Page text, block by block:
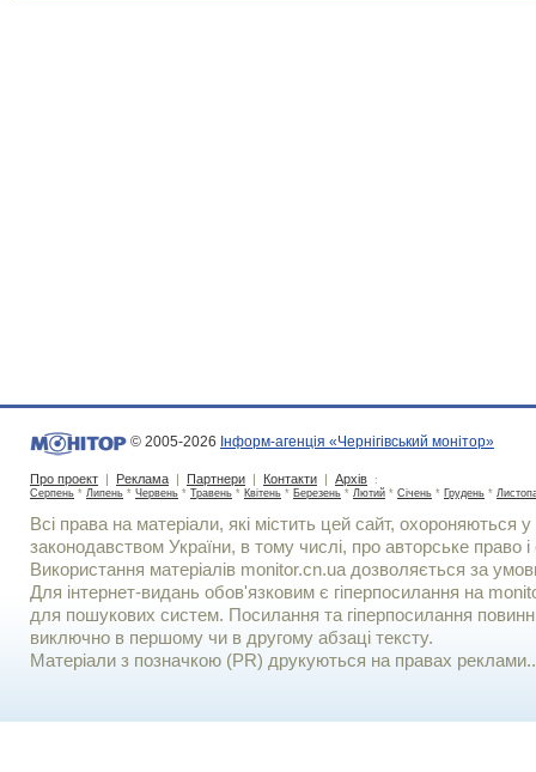
© 2005-2026 Інформ-агенція «Чернігівський монітор»
Про проект | Реклама | Партнери | Контакти | Архів :
Серпень * Липень * Червень * Травень * Квітень * Березень * Лютий * Січень * Грудень *
Всі права на матеріали, які містить цей сайт, охороняються у
законодавством України, в тому числі, про авторське право і
Використання матерiалiв monitor.cn.ua дозволяється за
Для iнтернет-видань обов'язковим є гiперпосилання на
для пошукових систем. Посилання та гіперпосилання
виключно в першому чи в другому абзаці тексту.
Матеріали з позначкою (PR) друкуються на правах реклами..